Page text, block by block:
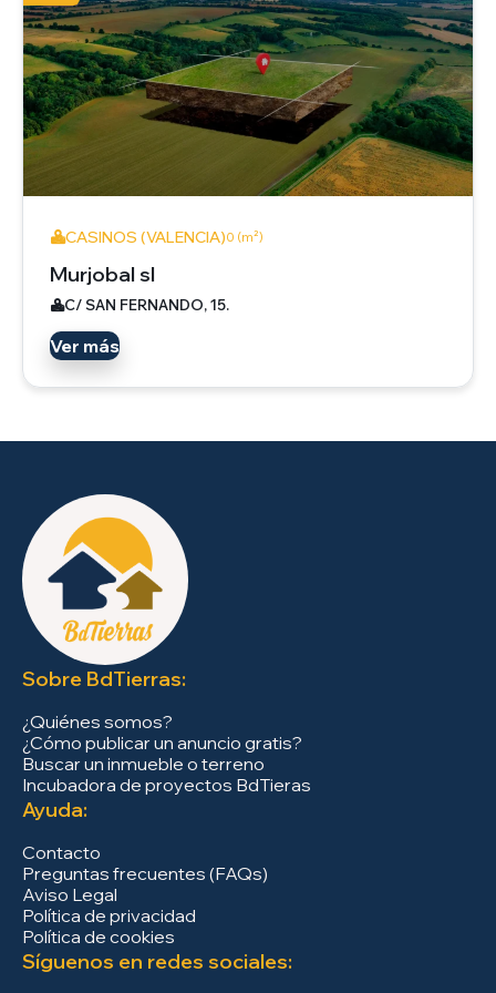
CASINOS (VALENCIA)0 (m²)
Murjobal sl
C/ SAN FERNANDO, 15.
Ver más
Sobre BdTierras:
¿Quiénes somos?
¿Cómo publicar un anuncio gratis?
Buscar un inmueble o terreno
Incubadora de proyectos BdTieras
Ayuda:
Contacto
Preguntas frecuentes (FAQs)
Aviso Legal
Política de privacidad
Política de cookies
Síguenos en redes sociales: